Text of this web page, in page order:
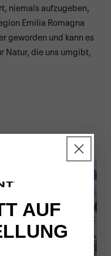
niemals aufzugeben,
Emilia Romagna
geworden und kann es
Natur, die uns umgibt,
AUF